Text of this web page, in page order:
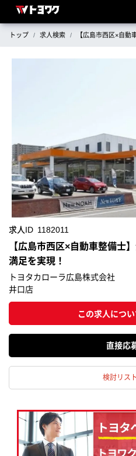
トップ 求人検索 【広島市西区×自
求人ID 1182011
【広島市西区×自動車整備士
満足を実現！
トヨタカローラ広島株式会社
井口店
この求人につい
応
検討リス